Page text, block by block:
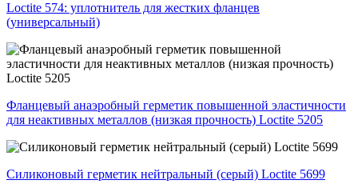
Loctite 574: уплотнитель для жестких фланцев
(универсальный)
Фланцевый анаэробный герметик повышенной эластичности
для неактивных металлов (низкая прочность) Loctite 5205
Силиконовый герметик нейтральный (серый) Loctite 5699